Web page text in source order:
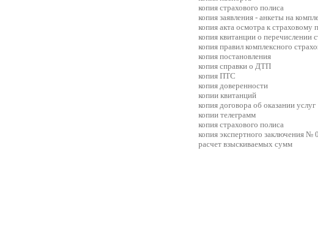
копия страхового полиса
копия заявления - анкеты на
копия акта осмотра к страховому
копия квитанции о перечислении
копия правил комплексного
копия постановления
копия справки о ДТП
копия ПТС
копия доверенности
копии квитанций
копия договора об оказании услуг
копии телеграмм
копия страхового полиса
копия экспертного заключения №
расчет взыскиваемых сумм